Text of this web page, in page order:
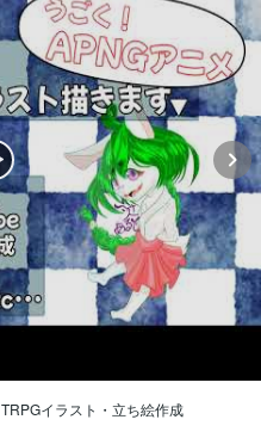
TRPGイラスト・立ち絵作成